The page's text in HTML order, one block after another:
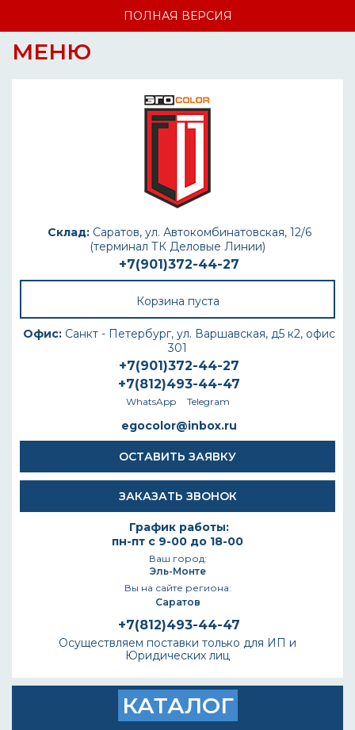
ПОЛНАЯ ВЕРСИЯ
МЕНЮ
Склад:Саратов, ул. Автокомбинатовская, 12/6
(терминал ТК Деловые Линии)
+7(901)372-44-27
Корзина пуста
Офис: Санкт - Петербург, ул. Варшавская, д5 к2, офис
301
+7(901)372-44-27
+7(812)493-44-47
WhatsApp Telegram
egocolor@inbox.ru
ОСТАВИТЬ ЗАЯВКУ
ЗАКАЗАТЬ ЗВОНОК
График работы:
пн-пт с 9-00 до 18-00
Ваш город:
Эль-Монте
Вы на сайте региона:
Саратов
+7(812)493-44-47
Осуществляем поставки только для ИП и
Юридических лиц
КАТАЛОГ